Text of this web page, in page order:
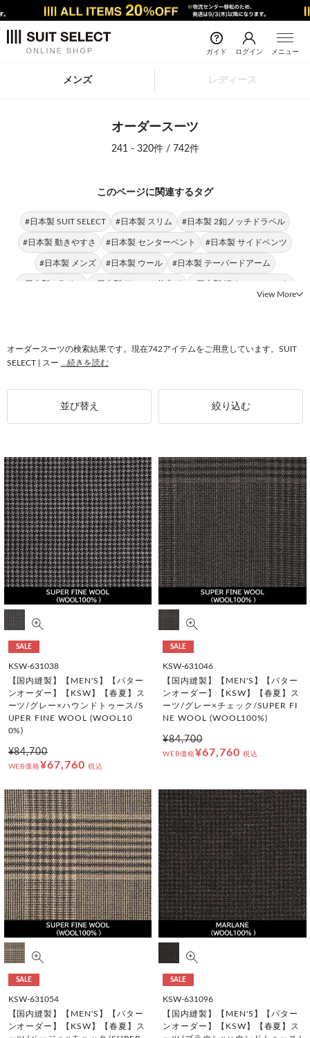
ガイド ログイン メニュー
メンズ レディース
オーダースーツ
241 - 320件 / 742件
このページに関連するタグ
#日本製 SUIT SELECT #日本製 スリム #日本製 2釦ノッチドラペル
#日本製 動きやすさ #日本製 センターベント #日本製 サイドベンツ
#日本製 メンズ #日本製 ウール #日本製 テーパードアーム
#日本製 Aライン #日本製 アンコン仕立て #日本製 細めのシルエット
#Aライン CLASSICO TAPERED #Aライン 国内縫製
View More
オーダースーツの検索結果です。現在742アイテムをご用意しています。SUIT
SELECT | スー
...続きを読む
並び替え 絞り込む
SALE
KSW-631038
【国内縫製】【MEN'S】【パター
ンオーダー】【KSW】【春夏】ス
ーツ/グレー×ハウンドトゥース/S
UPER FINE WOOL (WOOL10
0%)
¥84,700
WEB価格¥67,760 税込
SALE
KSW-631046
【国内縫製】【MEN'S】【パター
ンオーダー】【KSW】【春夏】ス
ーツ/グレー×チェック/SUPER FI
NE WOOL (WOOL100%)
¥84,700
WEB価格¥67,760 税込
SALE
KSW-631054
【国内縫製】【MEN'S】【パター
ンオーダー】【KSW】【春夏】ス
SALE
KSW-631096
【国内縫製】【MEN'S】【パター
ンオーダー】【KSW】【春夏】ス